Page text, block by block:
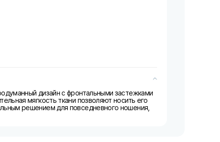
дизайн с фронтальными застежками
мягкость ткани позволяют носить его
решением для повседневного ношения,